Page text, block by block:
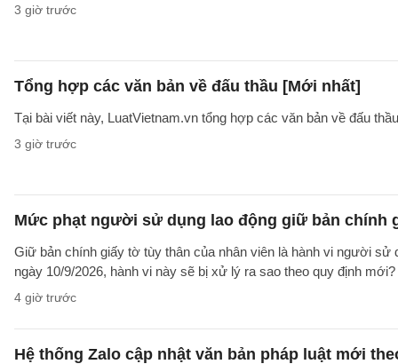
3 giờ trước
Tổng hợp các văn bản về đấu thầu [Mới nhất]
Tại bài viết này, LuatVietnam.vn tổng hợp các văn bản về đấu
3 giờ trước
Mức phạt người sử dụng lao động giữ bản chính
Giữ bản chính giấy tờ tùy thân của nhân viên là hành vi người
ngày 10/9/2026, hành vi này sẽ bị xử lý ra sao theo quy định mới?
4 giờ trước
Hệ thống Zalo cập nhật văn bản pháp luật mới